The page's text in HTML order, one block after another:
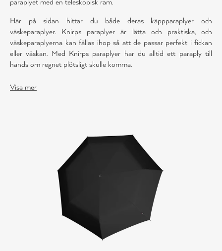
paraplyet med en teleskopisk ram.
Här på sidan hittar du både deras käppparaplyer och
väskeparaplyer. Knirps paraplyer är lätta och praktiska, och
väskeparaplyerna kan fällas ihop så att de passar perfekt i fickan
eller väskan. Med Knirps paraplyer har du alltid ett paraply till
hands om regnet plötsligt skulle komma.
Se fler paraplyer
Visa mer